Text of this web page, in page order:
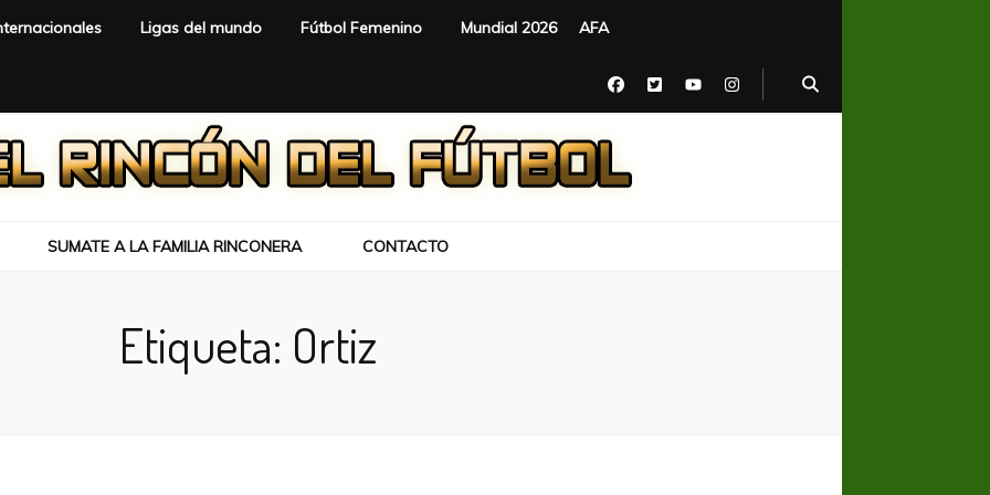
Ligas del mundo Fútbol Femenino Mundial 2026 AFA
SUMATE A LA FAMILIA RINCONERA CONTACTO
Etiqueta: Ortiz